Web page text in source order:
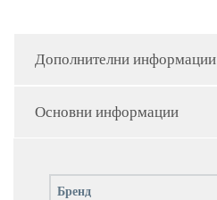
Дополнителни информации
Основни информации
Бренд